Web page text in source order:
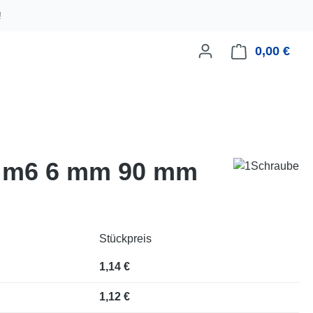
0,00 €
6 mm 90 mm
Stückpreis
1,14 €
1,12 €